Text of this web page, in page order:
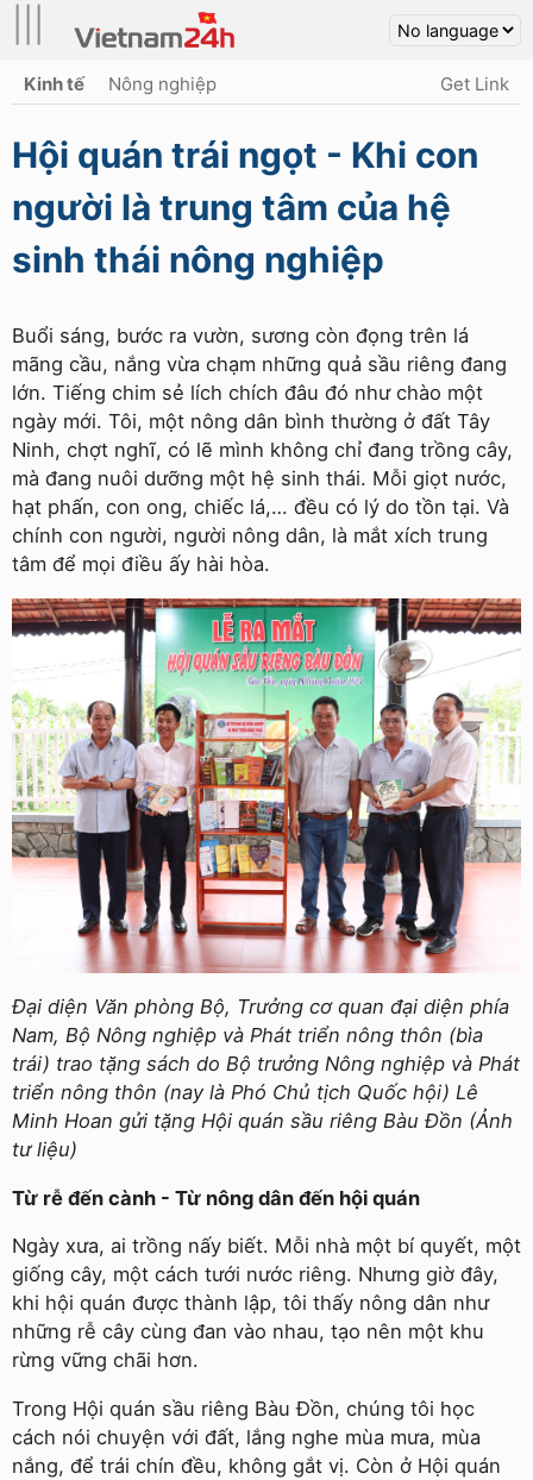
Kinh tế Nông nghiệp Get Link
Hội quán trái ngọt - Khi con
người là trung tâm của hệ
sinh thái nông nghiệp
Buổi sáng, bước ra vườn, sương còn đọng trên lá
mãng cầu, nắng vừa chạm những quả sầu riêng đang
lớn. Tiếng chim sẻ lích chích đâu đó như chào một
ngày mới. Tôi, một nông dân bình thường ở đất Tây
Ninh, chợt nghĩ, có lẽ mình không chỉ đang trồng cây,
mà đang nuôi dưỡng một hệ sinh thái. Mỗi giọt nước,
hạt phấn, con ong, chiếc lá,… đều có lý do tồn tại. Và
chính con người, người nông dân, là mắt xích trung
tâm để mọi điều ấy hài hòa.
Đại diện Văn phòng Bộ, Trưởng cơ quan đại diện phía
Nam, Bộ Nông nghiệp và Phát triển nông thôn (bìa
trái) trao tặng sách do Bộ trưởng Nông nghiệp và Phát
triển nông thôn (nay là Phó Chủ tịch Quốc hội) Lê
Minh Hoan gửi tặng Hội quán sầu riêng Bàu Đồn (Ảnh
tư liệu)
Từ rễ đến cành - Từ nông dân đến hội quán
Ngày xưa, ai trồng nấy biết. Mỗi nhà một bí quyết, một
giống cây, một cách tưới nước riêng. Nhưng giờ đây,
khi hội quán được thành lập, tôi thấy nông dân như
những rễ cây cùng đan vào nhau, tạo nên một khu
rừng vững chãi hơn.
Trong Hội quán sầu riêng Bàu Đồn, chúng tôi học
cách nói chuyện với đất, lắng nghe mùa mưa, mùa
nắng, để trái chín đều, không gắt vị. Còn ở Hội quán